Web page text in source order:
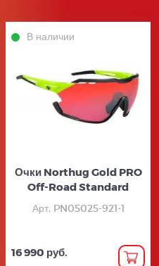
В наличии
Очки Northug Gold PRO
Off-Road Standard
Арт. PN05025-921-1
16 990 руб.